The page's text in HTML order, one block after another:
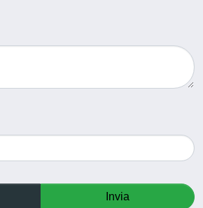
Invia